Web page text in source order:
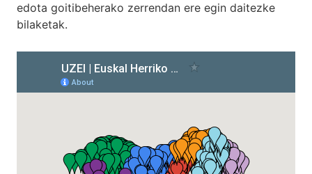
edota goitibeherako zerrendan ere egin daitezke
bilaketak.